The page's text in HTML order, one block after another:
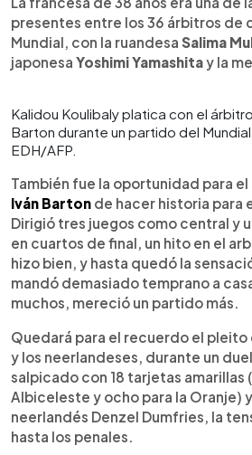
presentes entre los 36 árbitros de
Mundial, con la ruandesa Salima
japonesa Yoshimi Yamashitay la
Kalidou Koulibaly platica con el
Barton durante un partido del
EDH/AFP.
También fue la oportunidad para
Iván Barton de hacer historia para
Dirigió tres juegos como central y
en cuartos de final, un hito en el
hizo bien, y hasta quedó la
mandó demasiado temprano a
muchos, mereció un partido más.
Quedará para el recuerdo el
y los neerlandeses, durante un
salpicado con 18 tarjetas amarillas
Albiceleste y ocho para la Oranje)
neerlandés Denzel Dumfries, la
hasta los penales.